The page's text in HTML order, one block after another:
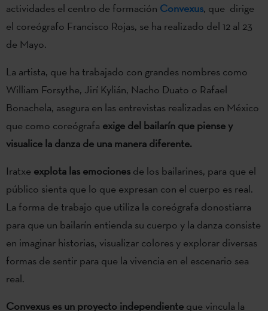
actividades el centro de formación Convexus, que dirige
el coreógrafo Francisco Rojas, se ha realizado del 12 al 23
de Mayo.
La artista, que ha trabajado con grandes nombres como
William Forsythe, Jirí Kylián, Nacho Duato o Rafael
Bonachela, asegura en las entrevistas realizadas en México
que como coreógrafa exige del bailarín que piense y
visualice la danza de una manera diferente.
Iratxe explota las emociones de los bailarines, para que el
público sienta que lo que expresan con el cuerpo es real.
La forma de trabajo que utiliza la coreógrafa donostiarra
para que un bailarín entienda su cuerpo y la danza consiste
en imaginar historias, visualizar colores y explorar diversas
formas de sentir para que la vivencia en el escenario sea
real.
Convexus es un proyecto independiente que vincula la